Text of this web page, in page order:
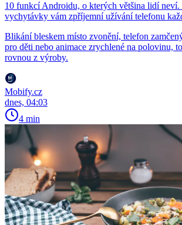
10 funkcí Androidu, o kterých většina lidí neví.
vychytávky vám zpříjemní užívání telefonu
Blikání bleskem místo zvonění, telefon
pro děti nebo animace zrychlené na polovinu,
rovnou z výroby.
Mobify.cz
dnes, 04:03
4 min